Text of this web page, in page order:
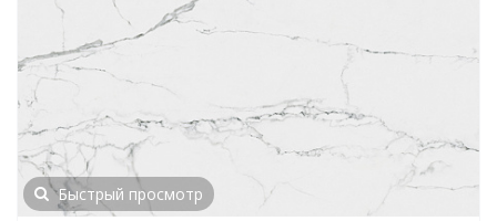
Быстрый просмотр